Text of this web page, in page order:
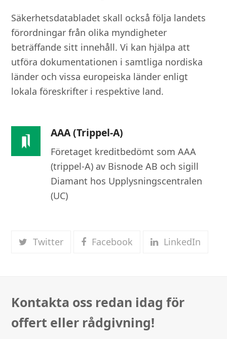
Säkerhetsdatabladet skall också följa landets
förordningar från olika myndigheter
beträffande sitt innehåll. Vi kan hjälpa att
utföra dokumentationen i samtliga nordiska
länder och vissa europeiska länder enligt
lokala föreskrifter i respektive land.
AAA (trippel-A)
Företaget kreditbedömt som AAA
(trippel-A) av Bisnode AB och sigill
Diamant hos Upplysningscentralen
(UC)
Twitter Facebook LinkedIn
Kontakta oss redan idag för
offert eller rådgivning!